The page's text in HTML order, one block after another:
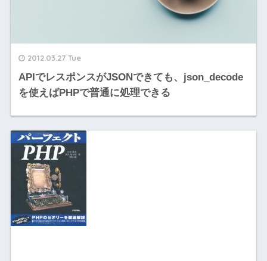
2012.03.27 Tue
APIでレスポンスがJSONできても、json_decode
を使えばPHPで普通に処理できる